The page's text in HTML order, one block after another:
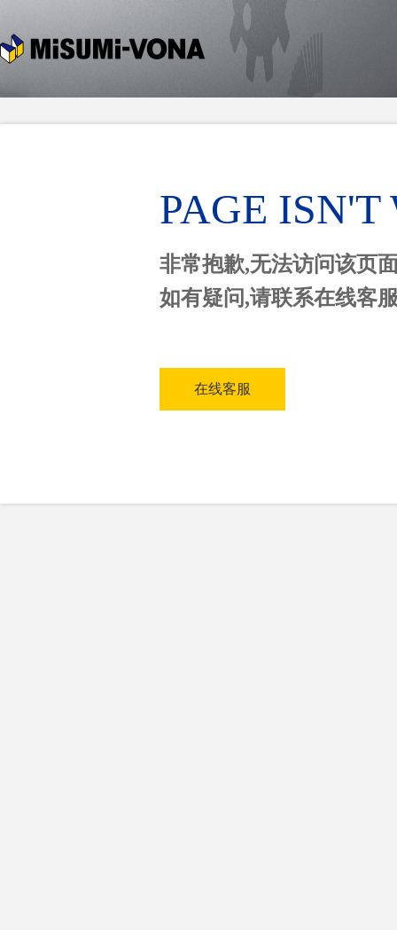
PAGE
非常抱歉,无法访问该页
如有疑问,请联系在线客
在线客服